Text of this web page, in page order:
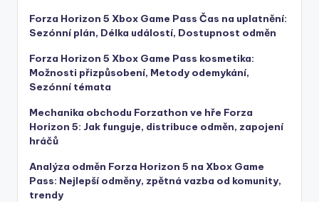
Forza Horizon 5 Xbox Game Pass Čas na uplatnění:
Sezónní plán, Délka událostí, Dostupnost odměn
Forza Horizon 5 Xbox Game Pass kosmetika:
Možnosti přizpůsobení, Metody odemykání,
Sezónní témata
Mechanika obchodu Forzathon ve hře Forza
Horizon 5: Jak funguje, distribuce odměn, zapojení
hráčů
Analýza odměn Forza Horizon 5 na Xbox Game
Pass: Nejlepší odměny, zpětná vazba od komunity,
trendy